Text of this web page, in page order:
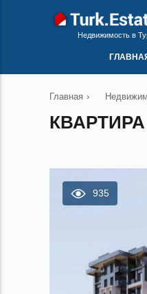
Недвижимость в
Главная ›
935